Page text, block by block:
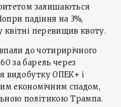
залишаються
падіння на 3%,
квітні перевищив квоту.
до чотирирічного
за барель через
видобутку ОПЕК+ і
економічним спадом,
політикою Трампа.